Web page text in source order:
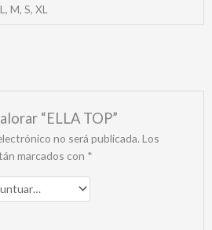
L, M, S, XL
“ELLA TOP”
no será publicada. Los
marcados con *